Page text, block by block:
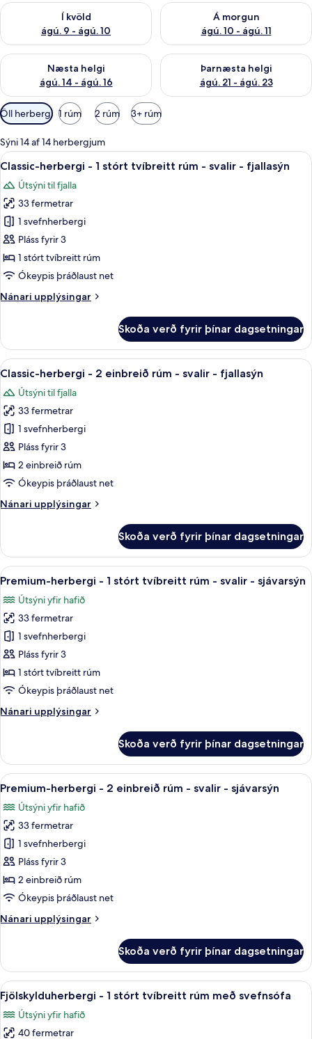
Í kvöld
ágú. 9 - ágú. 10
Athuga framboð í kvöld ágú. 9 - ágú. 10
Á morgun
ágú. 10 - ágú. 11
Athuga framboð á morgun
Næsta helgi
ágú. 14 - ágú. 16
Athuga framboð næstu helgi ágú. 14 - ágú. 16
Þarnæsta helgi
ágú. 21 - ágú. 23
Athuga framboð þarnæstu
Síur
í
boði
fyrir
herbergi
Öll herbergi 1 rúm 2 rúm 3+ rúm
Sýni 14 af 14 herbergjum
Skoða
allar
myndir
fyrir
Classic-
herbergi
-
1
tvíbreitt
svalir
-
fjallasýn
Classic-herbergi - 1 stórt tvíbreitt
8
Classic-herbergi - 1 stórt tvíbreitt rúm - svalir - fjallasýn
Útsýni til fjalla
33 fermetrar
1 svefnherbergi
Pláss fyrir 3
1 stórt tvíbreitt rúm
Ókeypis þráðlaust net
Nánari upplýsingar
Nánari
herbergi
1
tvíbreitt
rúm
svalir
fjallasýn
Skoða verð fyrir þínar dagsetningar
Skoða
allar
myndir
fyrir
Classic-
herbergi
-
2
einbreið
rúm
-
fjallasýn
Classic-herbergi - 2 einbreið rúm -
8
Classic-herbergi - 2 einbreið rúm - svalir - fjallasýn
Útsýni til fjalla
33 fermetrar
1 svefnherbergi
Pláss fyrir 3
2 einbreið rúm
Ókeypis þráðlaust net
Nánari upplýsingar
Nánari
herbergi
2
rúm
svalir
fjallasýn
Skoða verð fyrir þínar dagsetningar
Skoða
allar
myndir
fyrir
Premium-
herbergi
-
1
tvíbreitt
svalir
-
sjávarsýn
Premium-herbergi - 1 stórt tvíbreitt
10
Premium-herbergi - 1 stórt tvíbreitt rúm - svalir - sjávarsýn
Útsýni yfir hafið
33 fermetrar
1 svefnherbergi
Pláss fyrir 3
1 stórt tvíbreitt rúm
Ókeypis þráðlaust net
Nánari upplýsingar
Nánari
herbergi
1
tvíbreitt
rúm
svalir
sjávarsýn
Skoða verð fyrir þínar dagsetningar
Skoða
allar
myndir
fyrir
Premium-
herbergi
-
2
einbreið
rúm
-
sjávarsýn
Premium-herbergi - 2 einbreið rúm
9
Premium-herbergi - 2 einbreið rúm - svalir - sjávarsýn
Útsýni yfir hafið
33 fermetrar
1 svefnherbergi
Pláss fyrir 3
2 einbreið rúm
Ókeypis þráðlaust net
Nánari upplýsingar
Nánari
herbergi
2
einbreið
rúm
Skoða verð fyrir þínar dagsetningar
Skoða
allar
myndir
fyrir
Fjölskylduherbergi - 1 stórt tvíbreitt
9
Fjölskylduherbergi - 1 stórt tvíbreitt rúm með svefnsófa
Útsýni yfir hafið
40 fermetrar